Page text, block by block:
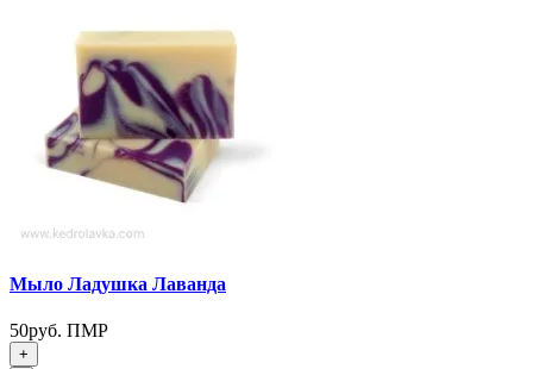
Мыло Ладушка Лаванда
50руб. ПМР
+